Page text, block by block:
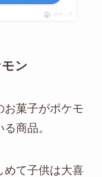
ポチップ
ン
お菓子がポケモ
商品。
めて子供は大喜